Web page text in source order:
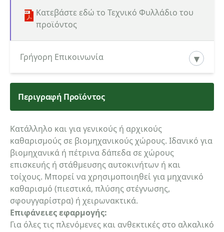
Κατεβάστε εδώ το Τεχνικό Φυλλάδιο του
προϊόντος
Γρήγορη Επικοινωνία
Κατηγορία ενδιαφερόμενου
Όνομα
Τηλέφωνο
Περιγραφή Προϊόντος
Κατάλληλο και για γενικούς ή αρχικούς
καθαρισμούς σε βιομηχανικούς χώρους. Ιδανικό για
βιομηχανικά ή πέτρινα δάπεδα σε χώρους
επισκευής ή στάθμευσης αυτοκινήτων ή και
τοίχους. Μπορεί να χρησιμοποιηθεί για μηχανικό
καθαρισμό (πιεστικά, πλύσης στέγνωσης,
σφουγγαρίστρα) ή χειρωνακτικά.
Επιφάνειες εφαρμογής:
Για όλες τις πλενόμενες και ανθεκτικές στο αλκαλικό